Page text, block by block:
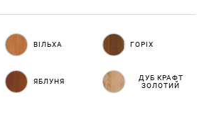
ВІЛЬХА ГОРІХ
ЯБЛУНЯ
ДУБ КРАФТ
ЗОЛОТИЙ